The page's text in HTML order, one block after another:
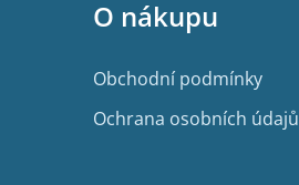
O nákupu
Obchodní podmínky
Ochrana osobních údajů